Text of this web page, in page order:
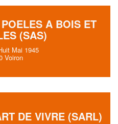
A BOIS ET
(SAS)
Mai 1945
Voiron
DE VIVRE (SARL)